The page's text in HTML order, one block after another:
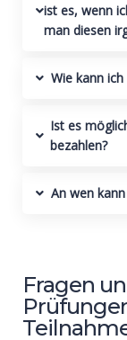
ist es, wenn
man diesen
Wie kann
Ist es
bezahlen?
An wen
Fragen